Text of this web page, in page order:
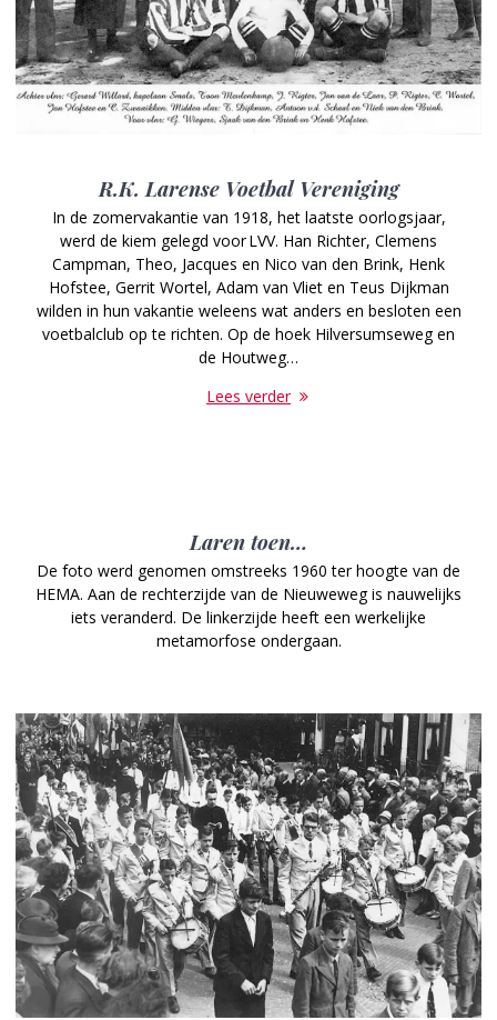
R.K. Larense Voetbal Vereniging
In de zomervakantie van 1918, het laatste oorlogsjaar,
werd de kiem gelegd voor LVV. Han Richter, Clemens
Campman, Theo, Jacques en Nico van den Brink, Henk
Hofstee, Gerrit Wortel, Adam van Vliet en Teus Dijkman
wilden in hun vakantie weleens wat anders en besloten een
voetbalclub op te richten. Op de hoek Hilversumseweg en
de Houtweg…
Lees verder
Laren toen…
De foto werd genomen omstreeks 1960 ter hoogte van de
HEMA. Aan de rechterzijde van de Nieuweweg is nauwelijks
iets veranderd. De linkerzijde heeft een werkelijke
metamorfose ondergaan.